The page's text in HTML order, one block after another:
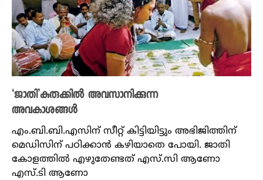
‘ജാതി’കുരുക്കിൽ അവസാനിക്കുന്ന
അവകാശങ്ങൾ
എം.ബി.ബി.എസിന് സീറ്റ് കിട്ടിയിട്ടും അഭിജിത്തിന്
മെഡിസിന് പഠിക്കാൻ കഴിയാതെ പോയി. ജാതി
കോളത്തിൽ എഴുതേണ്ടത് എസ്.സി ആണോ
എസ്.ടി ആണോ